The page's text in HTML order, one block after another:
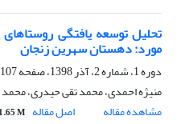
تحلیل توسعه یافتگی روستاهای
مورد: دهستان سهرین زنجان
دوره 1، شماره 2، آذر 1398، صفحه
107-120
منیژه احمدی، محمد تقی حیدری،
مشاهده مقاله
اصل مقاله 1.65 M